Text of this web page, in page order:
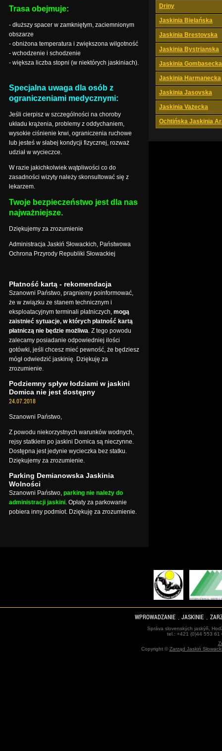
Driny
Jaskinia Bielańska
Jaskinia Brestovska
Jaskinia Bystrianska
Jaskinia Gombasecka
Jaskinia Harmanecka
Jaskinia Jasovska
Jaskinia Vażecka
Ochtińska Jaskinia
Trasa obejmuje:
- dłuższy spacer w zamkniętym, zaciemnionym
obszarze
- obniżona temperatura i zwiększona wilgotność
- wchodzenie i schodzenie
- większa liczba stopni (w niektórych jaskiniach).
Specjalna uwaga dla osób z
ograniczeniami medycznymi:
Jeśli cierpisz w szczególności na choroby
układu krążenia, problemy z oddychaniem,
wysokie ciśnienie krwi, ograniczenia ruchowe
lub jesteś w słabej kondycji fizycznej, rozważ
udział w wycieczce.
W razie jakichkolwiek wątpliwości co do
zasadności wizyty należy skonsultować się z
lekarzem.
Twoje bezpieczeństwo jest dla nas
najważniejsze.
Dziękujemy za zrozumienie
Administracja Jaskiń Słowackich, Państwowa
Ochrona Przyrody Republiki Słowackiej
Płatność kartą - rekomendacja
Szanowni Państwo, pragniemy poinformować,
że w związku ze stanem technicznym i
eksploatacyjnym terminali płatniczych, mogą
zaistnieć sytuacje, w których płatność kartą
płatniczą nie będzie możliwa. Z tego powodu
zalecamy posiadanie odpowiedniej ilości
gotówki, jeśli chcesz mieć pewność, że będziesz
mógł odwiedzić jaskinię. Dziękuję za
zrozumienie.
Podziemny spływ łodziami w jaskini
Domica nie jest dostępny
24.07.2018
Szanowni Państwo,
Z powodu niekorzystnych warunków wodnych,
rejsy statkiem po jaskini Domica są nieczynne.
Dostępna jest jedynie wycieczka bez statku.
Dziękujemy za zrozumienie.
Parking Demianowska Jaskinia
Wolności
Szanowni Państwo, parking nie należy do
administracji jaskini. Opłaty za parkowanie
pobiera inny podmiot. Dziękuję za zrozumienie.
WPROWADZANIE JASKINIE
Správa slovenských jaskýň,
tel.: +421 (0)44 553
Copyright ©Zarząd Jaskiń